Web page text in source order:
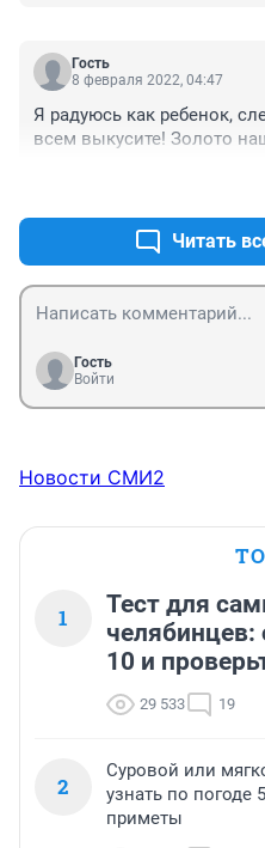
Гость
8 февраля 2022, 04:47
Я радуюсь как ребенок,
всем выкусите! Золото
Читать
Гость
Войти
Новости СМИ2
1
Тест для
челябинцев:
10 и
29 533 19
2
Суровой или
узнать по погоде
приметы